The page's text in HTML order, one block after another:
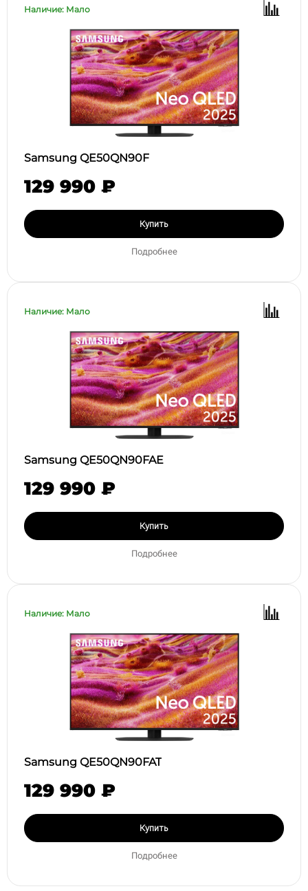
Наличие: Мало
Samsung QE50QN90F
129 990 ₽
Купить
Подробнее
Наличие: Мало
Samsung QE50QN90FAE
129 990 ₽
Купить
Подробнее
Наличие: Мало
Samsung QE50QN90FAT
129 990 ₽
Купить
Подробнее